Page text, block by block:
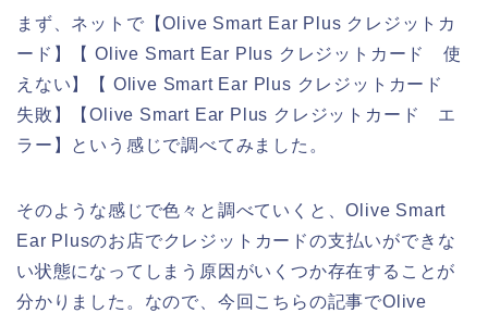
まず、ネットで【Olive Smart Ear Plus クレジットカ
ード】【 Olive Smart Ear Plus クレジットカード 使
えない】【 Olive Smart Ear Plus クレジットカード
失敗】【Olive Smart Ear Plus クレジットカード エ
ラー】という感じで調べてみました。
そのような感じで色々と調べていくと、Olive Smart
Ear Plusのお店でクレジットカードの支払いができな
い状態になってしまう原因がいくつか存在することが
分かりました。なので、今回こちらの記事でOlive